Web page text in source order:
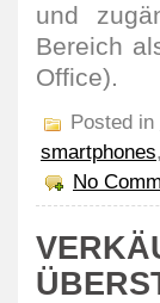
und
Bereich
Office).
Posted in
smartphones,
No